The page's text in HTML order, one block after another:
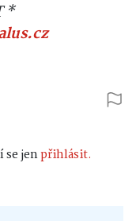
*
se jenpřihlásit.